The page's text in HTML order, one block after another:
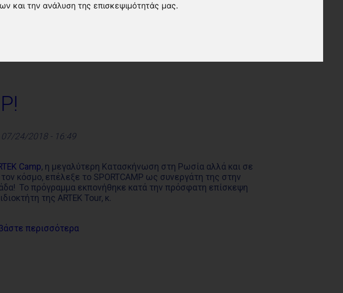
και την ανάλυση της επισκεψιμότητάς μας.
07/24/2018 - 16:49
Camp, η μεγαλύτερη Κατασκήνωση στη Ρωσία αλλά και σε
κόσμο, επέλεξε το SPORTCAMP ως συνεργάτη της στην
Το πρόγραμμα εκπονήθηκε κατά την πρόσφατη επίσκεψη
της ARTEK Tour, κ.
περισσότερα